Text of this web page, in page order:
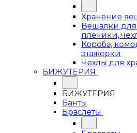
Хранение
Вешалки
плечики,
Короба,
этажерки
Чехлы для
БИЖУТЕРИЯ
БИЖУТЕРИЯ
Банты
Браслеты